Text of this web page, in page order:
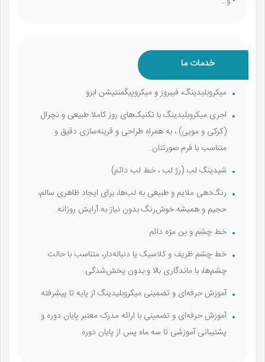
خدمات ما
میکروبلیدینگ، فیبروز و میکروپیگمنتیشن ابرو
اجری میکروبلیدینگ با تکنیک‌های روز کاملا طبیعی و نچرال
(کرکی و مویی) ، به همراه طراحی و قرینه‌سازی دقیق و
متناسب با فرم صورتتان.
شیدینگ لب (رژ لب ، خط لب دائم)
رنگ‌دهی ملایم و طبیعی به لب‌ها، برای ایجاد ظاهری سالم،
حجیم و همیشه خوش‌رنگ بدون نیاز به آرایش روزانه.
خط چشم و بن مژه دائم
خط چشم ظریف و کلاسیک یا دنباله‌دار، متناسب با حالت
چشم‌ها، با ماندگاری بالا و بدون پخش‌شدگی.
آموزش حرفه‌ای و تضمینی میکروبلیدینگ از پایه تا پیشرفته
آموزش حرفه‌ای و تضمینی با ارائه مدرک معتبر پایان دوره و
پشتیبانی آموزشی تا سه ماه پس از پایان دوره